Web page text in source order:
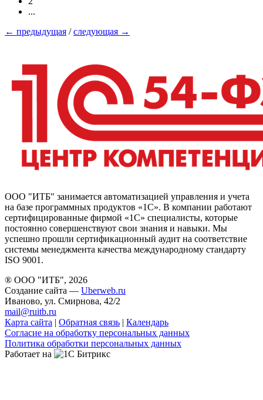
...
← предыдущая /следующая →
ООО "ИТБ" занимается автоматизацией управления и учета
на базе программных продуктов «1С». В компании работают
сертифицированные фирмой «1С» специалисты, которые
постоянно совершенствуют свои знания и навыки. Мы
успешно прошли сертификационный аудит на соответствие
системы менеджмента качества международному стандарту
ISO 9001.
® ООО "ИТБ", 2026
Создание сайта — Uberweb.ru
Иваново, ул. Смирнова, 42/2
mail@ruitb.ru
Карта сайта | Обратная связь | Календарь
Согласие на обработку персональных данных
Политика обработки персональных данных
Работает на